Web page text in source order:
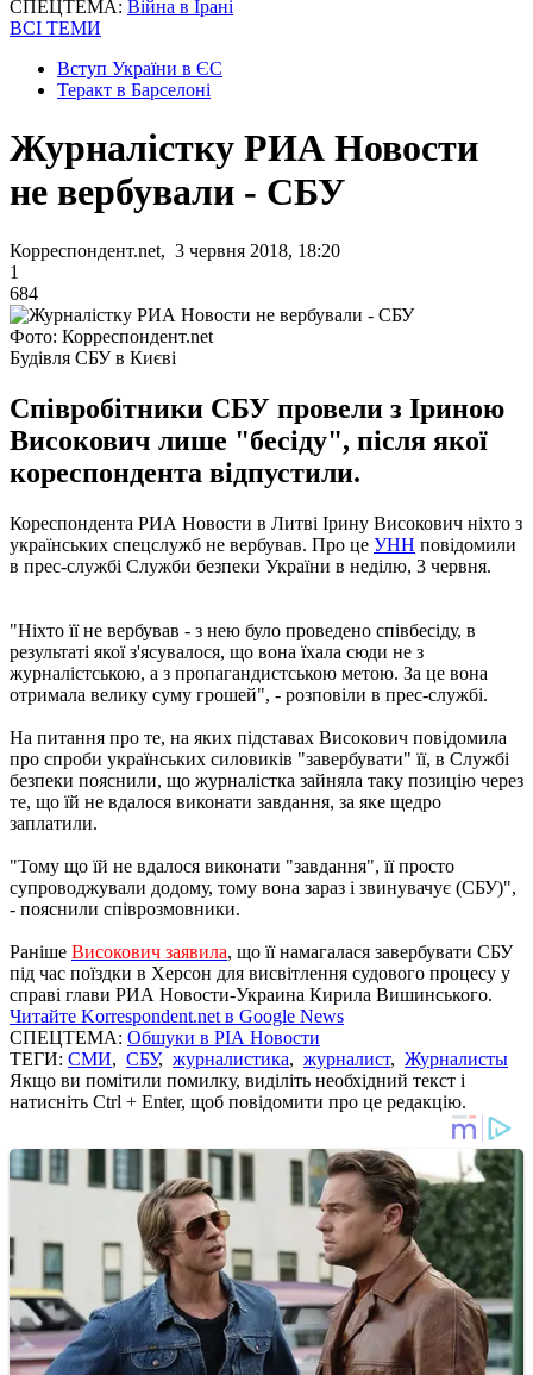
СПЕЦТЕМА: Війна в Ірані
ВСІ ТЕМИ
Вступ України в ЄС
Теракт в Барселоні
Журналістку РИА Новости
не вербували - СБУ
Корреспондент.net, 3 червня 2018, 18:20
1
684
Фото: Корреспондент.net
Будівля СБУ в Києві
Співробітники СБУ провели з Іриною
Високович лише "бесіду", після якої
кореспондента відпустили.
Кореспондента РИА Новости в Литві Ірину Високович ніхто з
українських спецслужб не вербував. Про це УНН повідомили
в прес-службі Служби безпеки України в неділю, 3 червня.
"Ніхто її не вербував - з нею було проведено співбесіду, в
результаті якої з'ясувалося, що вона їхала сюди не з
журналістською, а з пропагандистською метою. За це вона
отримала велику суму грошей", - розповіли в прес-службі.
На питання про те, на яких підставах Високович повідомила
про спроби українських силовиків "завербувати" її, в Службі
безпеки пояснили, що журналістка зайняла таку позицію через
те, що їй не вдалося виконати завдання, за яке щедро
заплатили.
"Тому що їй не вдалося виконати "завдання", її просто
супроводжували додому, тому вона зараз і звинувачує (СБУ)",
- пояснили співрозмовники.
Раніше Високович заявила, що її намагалася завербувати СБУ
під час поїздки в Херсон для висвітлення судового процесу у
справі глави РИА Новости-Украина Кирила Вишинського.
Читайте Korrespondent.net в Google News
СПЕЦТЕМА: Обшуки в РІА Новости
ТЕГИ: СМИ, СБУ, журналистика, журналист, Журналисты
Якщо ви помітили помилку, виділіть необхідний текст і
натисніть Ctrl + Enter, щоб повідомити про це редакцію.